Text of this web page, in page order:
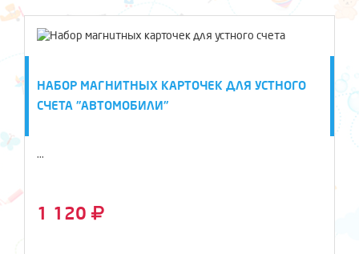
НАБОР МАГНИТНЫХ КАРТОЧЕК ДЛЯ УСТНОГО
СЧЕТА "АВТОМОБИЛИ"
...
1 120